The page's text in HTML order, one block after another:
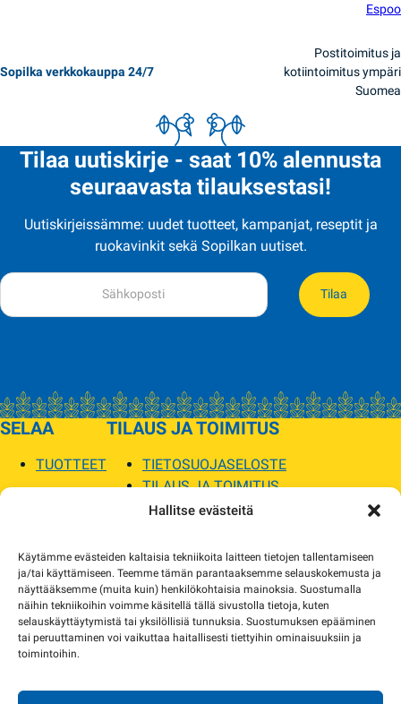
Hallitse evästeitä
Käytämme evästeiden kaltaisia tekniikoita laitteen tietojen tallentamiseen
ja/tai käyttämiseen. Teemme tämän parantaaksemme selauskokemusta ja
näyttääksemme (muita kuin) henkilökohtaisia mainoksia. Suostumalla
näihin tekniikoihin voimme käsitellä tällä sivustolla tietoja, kuten
selauskäyttäytymistä tai yksilöllisiä tunnuksia. Suostumuksen epääminen
tai peruuttaminen voi vaikuttaa haitallisesti tiettyihin ominaisuuksiin ja
toimintoihin.
Espoo
Sopilka verkkokauppa 24/7
Postitoimitus ja
kotiintoimitus ympäri
Suomea
Tilaa uutiskirje - saat 10% alennusta
seuraavasta tilauksestasi!
Uutiskirjeissämme: uudet tuotteet, kampanjat, reseptit ja
ruokavinkit sekä Sopilkan uutiset.
Tilaa
SELAA
TUOTTEET
TILAUS JA TOIMITUS
TIETOSUOJASELOSTE
TILAUS JA TOIMITUS
TOIMITUSEHDOT
MYYMÄLÄT JA YHTEYSTIEDOT
USEIN KYSYTYT
AJANKOHTAISTA